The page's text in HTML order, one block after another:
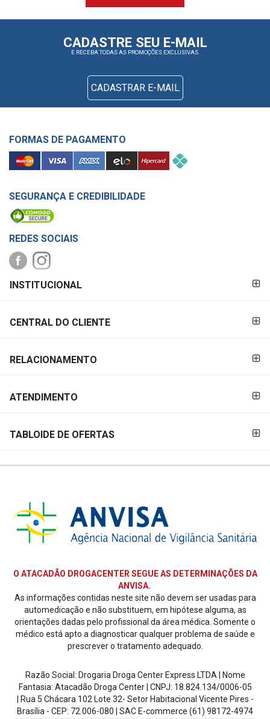
CADASTRE SEU E-MAIL
E RECEBA TODAS AS PROMOÇÕES EXCLUSIVAS.
CADASTRAR E-MAIL
FORMAS DE PAGAMENTO
SEGURANÇA E CREDIBILIDADE
REDES SOCIAIS
PAGAMENTO
INSTITUCIONAL
CENTRAL DO CLIENTE
RELACIONAMENTO
ATENDIMENTO
TABLOIDE DE OFERTAS
O ATACADÃO DROGACENTER SEGUE AS DETERMINAÇÕES DA
ANVISA.
As informações contidas neste site não devem ser usadas para
automedicação e não substituem, em hipótese alguma, as
orientações dadas pelo profissional da área médica. Somente o
médico está apto a diagnosticar qualquer problema de saúde e
prescrever o tratamento adequado.
Razão Social: Drogaria Droga Center Express LTDA | Nome
Fantasia: Atacadão Droga Center | CNPJ: 18.824.134/0006-05
| Rua 5 Chácara 102 Lote 32- Setor Habitacional Vicente Pires -
Brasília - CEP: 72.006-080
| SAC E-commerce (61) 98172-4974